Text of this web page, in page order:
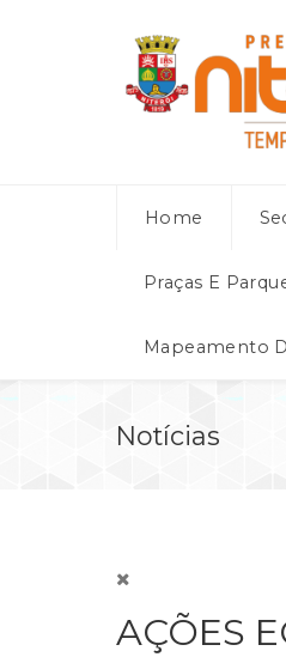
Home
Praças E
Mapeamento
Notícias
AÇÕES